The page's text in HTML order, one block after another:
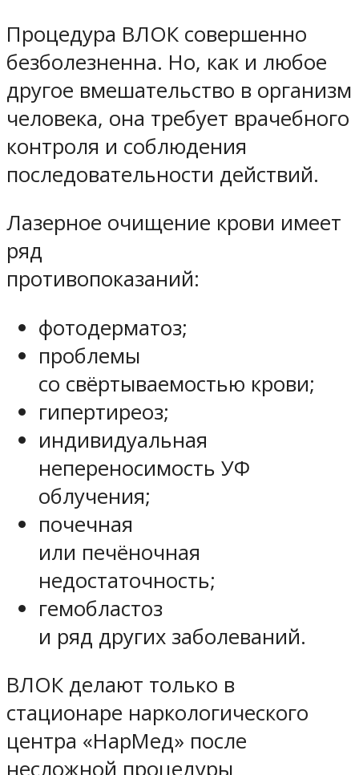
Процедура ВЛОК совершенно
безболезненна. Но, как и любое
другое вмешательство в организм
человека, она требует врачебного
контроля и соблюдения
последовательности действий.
Лазерное очищение крови имеет
ряд
противопоказаний:
фотодерматоз;
проблемы
со свёртываемостью крови;
гипертиреоз;
индивидуальная
непереносимость УФ
облучения;
почечная
или печёночная
недостаточность;
гемобластоз
и ряд других заболеваний.
ВЛОК делают только в
стационаре наркологического
центра «НарМед» после
несложной процедуры